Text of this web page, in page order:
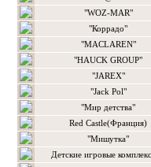
"WOZ-MAR"
"Коррадо"
"MACLAREN"
"HAUCK GROUP"
"JAREX"
"Jack Pol"
"Мир детства"
Red Castle(Франция)
"Мишутка"
Детские игровые